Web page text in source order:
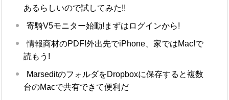
あるらしいので試してみた!!
寄騎V5モニター始動!まずはログインから!
情報商材のPDF!外出先でiPhone、家ではMac!で
読もう!
MarseditのフォルダをDropboxに保存すると複数
台のMacで共有できて便利だ